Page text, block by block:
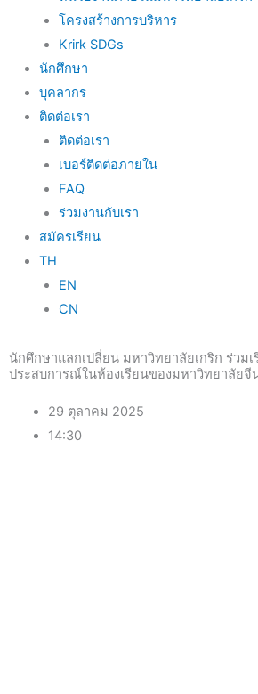
โครงสร้างการบริหาร
Krirk SDGs
นักศึกษา
บุคลากร
ติดต่อเรา
ติดต่อเรา
เบอร์ติดต่อภายใน
FAQ
ร่วมงานกับเรา
สมัครเรียน
TH
EN
CN
นักศึกษาแลกเปลี่ยน มหาวิทยาลัยเกริก ร่วม
ประสบการณ์ในห้องเรียนของมหาวิทยาลัยจี
29 ตุลาคม 2025
14:30